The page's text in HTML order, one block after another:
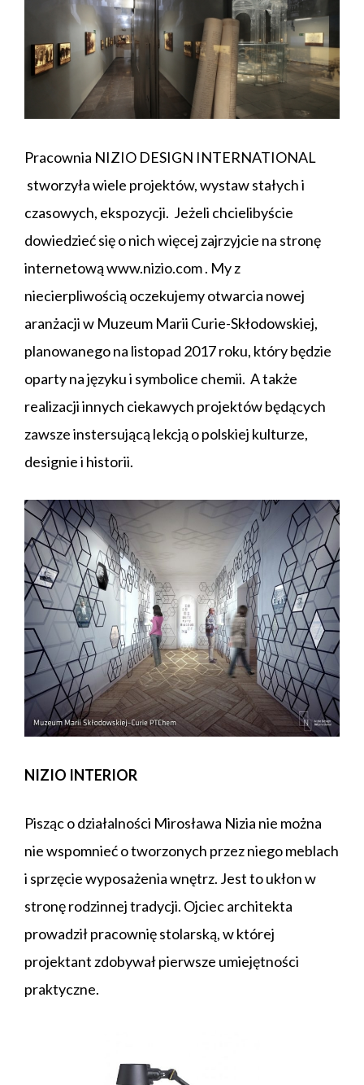
Pracownia NIZIO DESIGN INTERNATIONAL
stworzyła wiele projektów, wystaw stałych i
czasowych, ekspozycji. Jeżeli chcielibyście
dowiedzieć się o nich więcej zajrzyjcie na stronę
internetowąwww.nizio.com. My z
niecierpliwością oczekujemy otwarcia nowej
aranżacji w Muzeum Marii Curie-Skłodowskiej,
planowanego na listopad 2017 roku, który będzie
oparty na języku i symbolice chemii. A także
realizacji innych ciekawych projektów będących
zawsze instersującą lekcją o polskiej kulturze,
designie i historii.
NIZIO INTERIOR
Pisząc o działalności Mirosława Nizia nie można
nie wspomnieć o tworzonych przez niego meblach
i sprzęcie wyposażenia wnętrz. Jest to ukłon w
stronę rodzinnej tradycji. Ojciec architekta
prowadził pracownię stolarską, w której
projektant zdobywał pierwsze umiejętności
praktyczne.